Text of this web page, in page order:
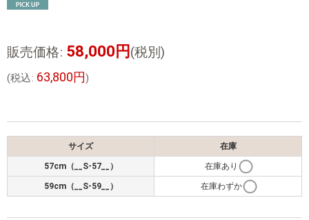
販売価格: 58,000円(税別)
(税込: 63,800円)
サイズ 在庫
57cm（__S-57__） 在庫あり
59cm（__S-59__） 在庫わずか